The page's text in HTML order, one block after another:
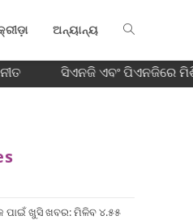
ଅନ୍ୟାନ୍ୟ
ସିଏନଜି ଏବଂ ପିଏନଜିରେ
ପାଇଁ ଖୁସି ଖବର: ମିଳିବ ୪.୫୫